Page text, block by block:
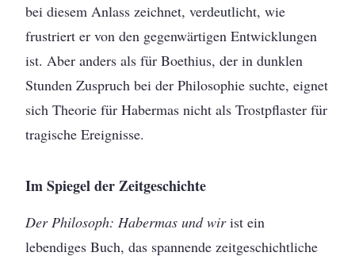
bei diesem Anlass zeichnet, verdeutlicht, wie
frustriert er von den gegenwärtigen Entwicklungen
ist. Aber anders als für Boethius, der in dunklen
Stunden Zuspruch bei der Philosophie suchte, eignet
sich Theorie für Habermas nicht als Trostpflaster für
tragische Ereignisse.
Im Spiegel der Zeitgeschichte
Der Philosoph: Habermas und wirist ein
lebendiges Buch, das spannende zeitgeschichtliche